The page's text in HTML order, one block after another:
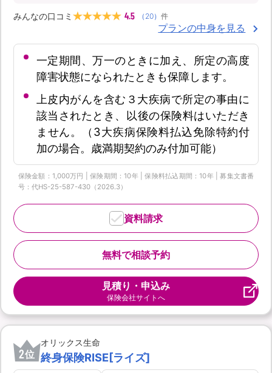
みんなの口コミ 4.5 （ 20） 件
プランの中身を見る
一定期間、万一のときに加え、所定の高度
障害状態になられたときも保障します。
上皮内がんを含む３大疾病で所定の事由に
該当されたとき、以後の保険料はいただき
ません。（3大疾病保険料払込免除特約付
加の場合。歳満期契約のみ付加可能）
保険金額：1,000万円 | 保険期間：10年 | 保険料払込期間：10年 | 募集文書番
号：代HS-25-587-430（2026.3）
無料で相談予約
資料請求
見積り・申込み
保険会社サイトへ
2位
オリックス生命
終身保険RISE[ライズ]